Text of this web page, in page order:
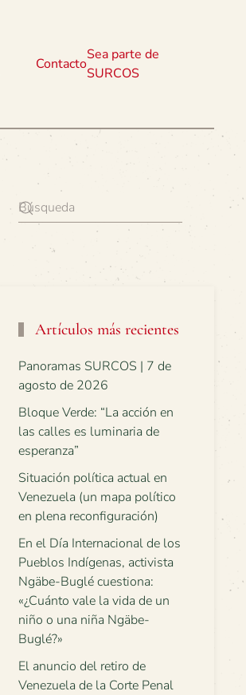
Contacto
Sea parte de
SURCOS
Artículos más recientes
Panoramas SURCOS | 7 de
agosto de 2026
Bloque Verde: “La acción en
las calles es luminaria de
esperanza”
Situación política actual en
Venezuela (un mapa político
en plena reconfiguración)
En el Día Internacional de los
Pueblos Indígenas, activista
Ngäbe-Buglé cuestiona:
«¿Cuánto vale la vida de un
niño o una niña Ngäbe-
Buglé?»
El anuncio del retiro de
Venezuela de la Corte Penal